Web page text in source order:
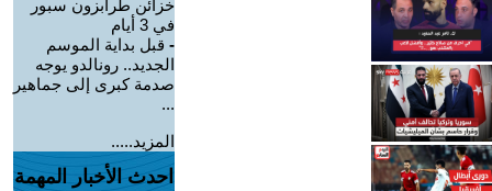
خزائن طرابزون سبور
في 3 أيام
- قبل بداية الموسم
الجديد.. رونالدو يوجه
صدمة كبرى إلى جماهير
...
المزيد.....
احدث الأخبار المهمة